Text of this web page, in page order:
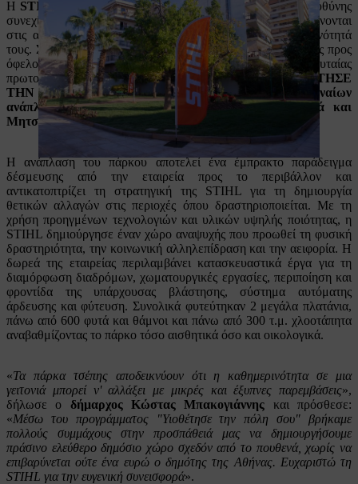
H STIHL Ελλάδαςστο πλαίσιο της εταιρικής κοινωνικής ευθύνης
συνεχίζει να υλοποιεί πολυδιάστατες δράσεις που ανταποκρίνονται
στις ανάγκες των κατοίκων και βελτιώνουν την καθημερινότητά
τους. Στόχος της εταιρείας είναι η δημιουργία βιώσιμης αξίας προς
όφελος των τοπικών κοινωνιών. Στο επίκεντρο της τελευταίας
πρωτοβουλίας της STIHL βρέθηκε το πρόγραμμα "
ΥΙΟΘΕΤΗΣΕ
ΤΗΝ ΠΟΛΗ ΣΟΥ" και σε συνεργασία με τον
Δήμο Αθηναίων
ανάπλασε ένα πάρκο τσέπης επί των οδών Πολυλά και
Μητσάκη στα Πατήσια
Η ανάπλαση του πάρκου αποτελεί ένα έμπρακτο παράδειγμα
δέσμευσης από την εταιρεία προς το περιβάλλον και
αντικατοπτρίζει τη στρατηγική της STIHL για τη δημιουργία
θετικών αλλαγών στις περιοχές όπου δραστηριοποιείται. Με τη
χρήση προηγμένων τεχνολογιών και υλικών υψηλής ποιότητας, η
STIHL δημιούργησε έναν χώρο αναψυχής που προωθεί τη φυσική
δραστηριότητα, την κοινωνική αλληλεπίδραση και την αειφορία. Η
δωρεά της εταιρείας περιλαμβάνει κατασκευαστικά έργα για τη
διαμόρφωση διαδρόμων, χωματουργικές εργασίες, περιποίηση και
φροντίδα της υπάρχουσας βλάστησης, σύστημα αυτόματης
άρδευσης και φύτευση. Συνολικά φυτεύτηκαν 2 μεγάλα πλατάνια,
πάνω από 600 φυτά και θάμνοι και πάνω από 300 τ.μ. χλοοτάπητα
αναβαθμίζοντας το πάρκο τόσο αισθητικά όσο και οικολογικά.
«Τα πάρκα τσέπης αποδεικνύουν ότι η καθημερινότητα σε μια
γειτονιά μπορεί ν' αλλάξει με μικρές και έξυπνες παρεμβάσεις»,
δήλωσε ο δήμαρχος Κώστας Μπακογιάννης και πρόσθεσε:
«Μέσω του προγράμματος "Υιοθέτησε την πόλη σου" βρήκαμε
πολλούς συμμάχους στην προσπάθειά μας να δημιουργήσουμε
πράσινο ελεύθερο δημόσιο χώρο σχεδόν από το πουθενά, χωρίς να
επιβαρύνεται ούτε ένα ευρώ ο δημότης της Αθήνας. Ευχαριστώ τη
STIHL για την ευγενική συνεισφορά».